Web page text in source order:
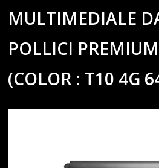
MULTIMEDIALE
POLLICI
(COLOR : T10 4G